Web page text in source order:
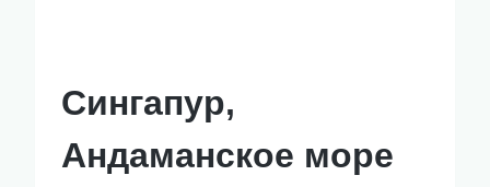
Сингапур,
Андаманское море